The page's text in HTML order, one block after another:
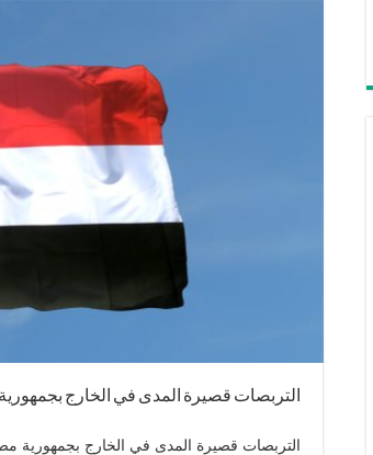
التربصات قصيرة المدى في الخارج
التربصات قصيرة المدى في الخارج بجمهورية